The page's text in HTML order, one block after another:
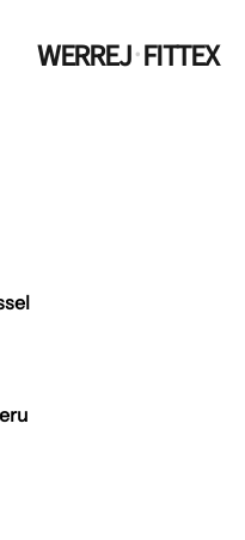
WERREJ·FITTEX